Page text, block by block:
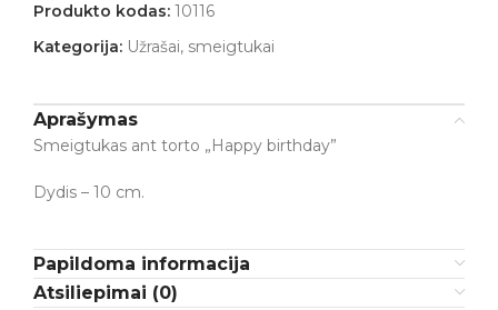
Produkto kodas: 10116
Kategorija: Užrašai, smeigtukai
Aprašymas
Smeigtukas ant torto „Happy birthday”
Dydis – 10 cm.
Papildoma informacija
Atsiliepimai (0)